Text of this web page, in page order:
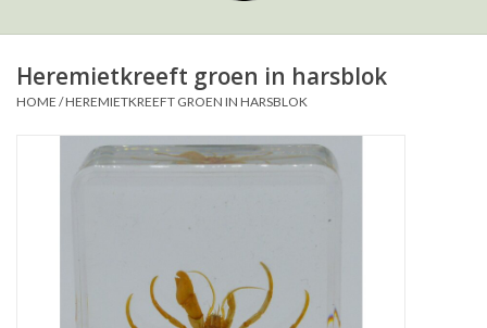
Nieuw
Prepareerbenodigdheden
Heremietkreeft groen in harsblok
HOME /HEREMIETKREEFT GROEN IN HARSBLOK